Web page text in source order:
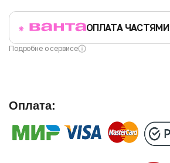
ОПЛАТА ЧАСТЯМИ
Подробне о сервисе
Оплата: